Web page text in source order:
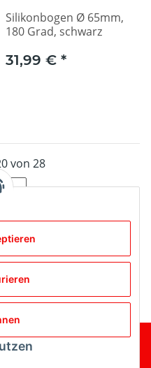
Silikonbogen Ø 65mm,
180 Grad, schwarz
31,99 € *
von 28